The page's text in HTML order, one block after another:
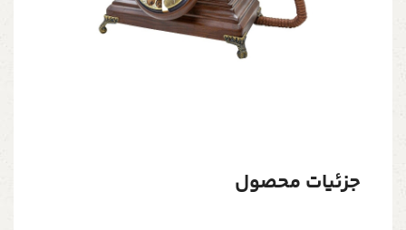
جزئیات محصول